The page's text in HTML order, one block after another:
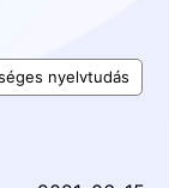
nyelvtudás